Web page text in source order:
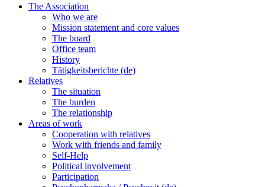
The Association
Who we are
Mission statement and core values
The board
Office team
History
Tätigkeitsberichte (de)
Relatives
The situation
The burden
The relationship
Areas of work
Cooperation with relatives
Work with friends and family
Self-Help
Political involvement
Participation